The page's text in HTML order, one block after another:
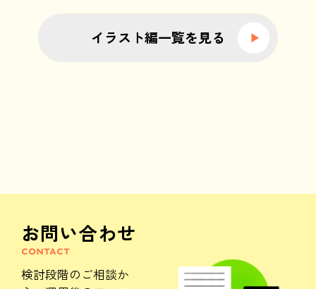
イラスト編一覧を見る
お問い合わせ
CONTACT
検討段階のご相談か